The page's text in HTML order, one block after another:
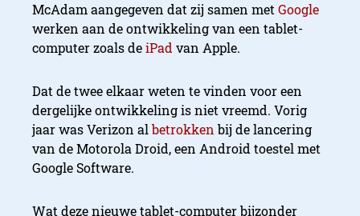
McAdam aangegeven dat zij samen met Google
werken aan de ontwikkeling van een tablet-
computer zoals deiPad van Apple.
Dat de twee elkaar weten te vinden voor een
dergelijke ontwikkeling is niet vreemd. Vorig
jaar was Verizon albetrokkenbij de lancering
van de Motorola Droid, een Android toestel met
Google Software.
Wat deze nieuwe tablet-computer bijzonder